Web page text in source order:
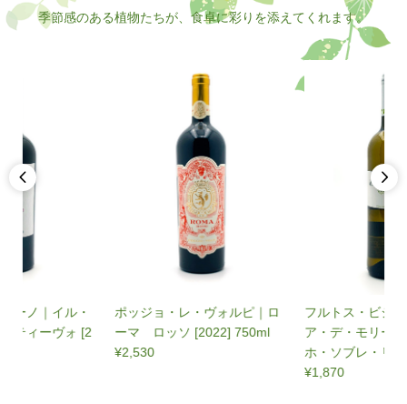
季節感のある植物たちが、食卓に彩りを添えてくれます。

フルトス・ビジャル｜マリ
ア・デ・モリーナ ベルデ
ホ・ソブレ・リアス [2022] ...
パラヘス・デル・ビノ｜エ
ル・ニーニョ・イ・ラ・ル
ナ ティント [2023] 750ml
